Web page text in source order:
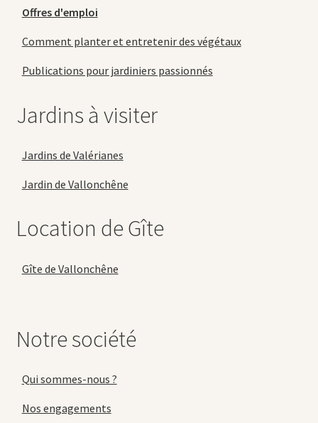
Offres d'emploi
Comment planter et entretenir des végétaux
Publications pour jardiniers passionnés
Jardins à visiter
Jardins de Valérianes
Jardin de Vallonchêne
Location de Gîte
Gîte de Vallonchêne
Notre société
Qui sommes-nous ?
Nos engagements